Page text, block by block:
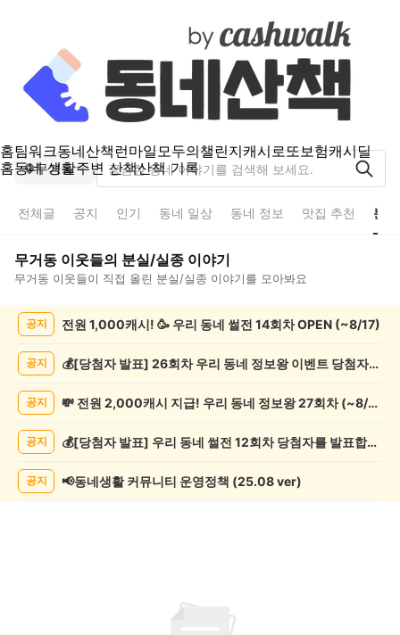
홈팀워크동네산책런마일모두의챌린지캐시로또보험캐시딜
홈동네 생활주변 산책산책 기록
무거동
전체글 공지 인기 동네 일상 동네 정보 맛집 추천 분
무거동 이웃들의 분실/실종 이야기
무거동 이웃들이 직접 올린 분실/실종 이야기를 모아봐요
록
공지 전원 1,000캐시! 🥳 우리 동네 썰전 14회차 OPEN (~8/17)
공지 💰[당첨자 발표] 26회차 우리 동네 정보왕 이벤트 당첨자를 발표합니다!
공지 💸 전원 2,000캐시 지급! 우리 동네 정보왕 27회차 (~8/10)
공지 💰[당첨자 발표] 우리 동네 썰전 12회차 당첨자를 발표합니다!
공지 📢동네생활 커뮤니티 운영정책 (25.08 ver)